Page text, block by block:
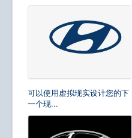
可以使用虚拟现实设计您的下
一个现...